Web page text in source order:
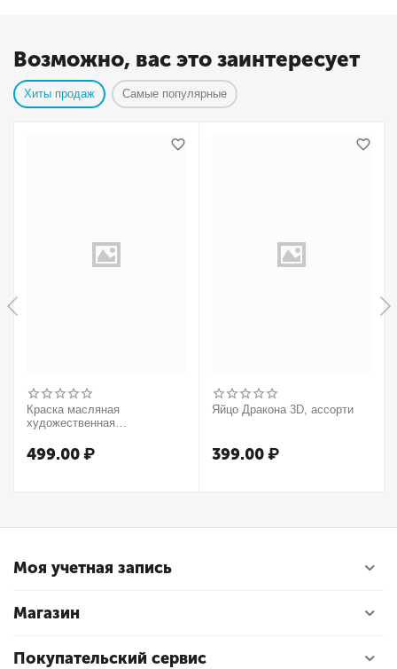
Возможно, вас это заинтересует
Хиты продаж Самые популярные
Краска масляная
художественная
37мл, туба, оранжевый
499.00₽
Яйцо Дракона 3D, ассорти
399.00₽
Моя учетная запись
Магазин
Покупательский сервис